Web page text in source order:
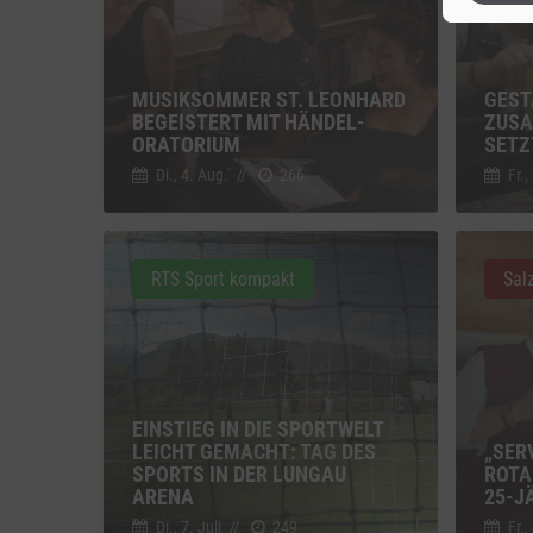
MUSIKSOMMER ST. LEONHARD
BEGEISTERT MIT HÄNDEL-
ORATORIUM
Di., 4. Aug. // 266
EINSTIEG IN DIE SPORTWELT
LEICHT GEMACHT: TAG DES
SPORTS IN DER LUNGAU
ARENA
Di., 7. Juli // 249
RTS Sport kompakt
25-
Vimeo
Vimeo